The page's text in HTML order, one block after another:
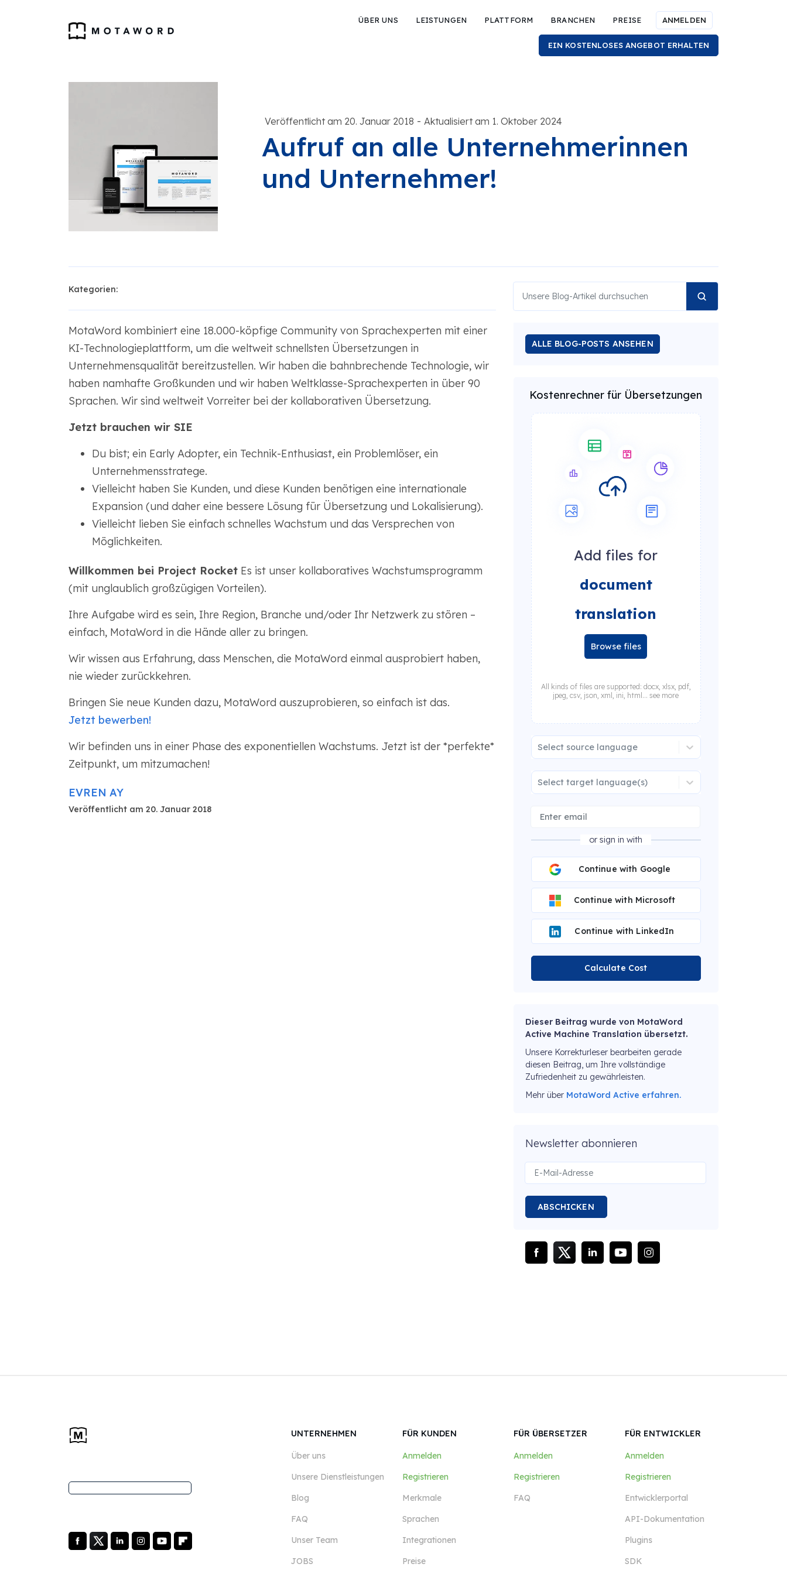
ÜBER UNS LEISTUNGEN PLATTFORM BRANCHEN PREISE ANMELDEN
EIN KOSTENLOSES ANGEBOT ERHALTEN
Veröffentlicht am 20. Januar 2018 - Aktualisiert am 1. Oktober 2024
Aufruf an alle Unternehmerinnen
und Unternehmer!
Kategorien:
MotaWord kombiniert eine 18.000-köpfige Community von Sprachexperten mit einer
KI-Technologieplattform, um die weltweit schnellsten Übersetzungen in
Unternehmensqualität bereitzustellen. Wir haben die bahnbrechende Technologie, wir
haben namhafte Großkunden und wir haben Weltklasse-Sprachexperten in über 90
Sprachen. Wir sind weltweit Vorreiter bei der kollaborativen Übersetzung.
Jetzt brauchen wir SIE
Du bist; ein Early Adopter, ein Technik-Enthusiast, ein Problemlöser, ein
Unternehmensstratege.
Vielleicht haben Sie Kunden, und diese Kunden benötigen eine internationale
Expansion (und daher eine bessere Lösung für Übersetzung und Lokalisierung).
Vielleicht lieben Sie einfach schnelles Wachstum und das Versprechen von
Möglichkeiten.
Willkommen bei Project RocketEs ist unser kollaboratives Wachstumsprogramm
(mit unglaublich großzügigen Vorteilen).
Ihre Aufgabe wird es sein, Ihre Region, Branche und/oder Ihr Netzwerk zu stören –
einfach, MotaWord in die Hände aller zu bringen.
Wir wissen aus Erfahrung, dass Menschen, die MotaWord einmal ausprobiert haben,
nie wieder zurückkehren.
Bringen Sie neue Kunden dazu, MotaWord auszuprobieren, so einfach ist das.
Jetzt bewerben!
Wir befinden uns in einer Phase des exponentiellen Wachstums. Jetzt ist der *perfekte*
Zeitpunkt, um mitzumachen!
EVREN AY
Veröffentlicht am 20. Januar 2018
ALLE BLOG-POSTS ANSEHEN
Kostenrechner für Übersetzungen
Add files for
document
translation
Browse files
All kinds of files are supported: docx, xlsx, pdf,
jpeg, csv, json, xml, ini, html... see more
Select source language
Select target language(s)
or sign in with
Continue with Google
Continue with Microsoft
Continue with LinkedIn
Calculate Cost
Dieser Beitrag wurde von MotaWord
Active Machine Translation übersetzt.
Unsere Korrekturleser bearbeiten gerade
diesen Beitrag, um Ihre vollständige
Zufriedenheit zu gewährleisten.
Mehr über MotaWord Active erfahren.
Newsletter abonnieren
ABSCHICKEN
UNTERNEHMEN
Über uns
Unsere Dienstleistungen
Blog
FAQ
Unser Team
JOBS
FÜR KUNDEN
Anmelden
Registrieren
Merkmale
Sprachen
Integrationen
Preise
FÜR ÜBERSETZER
Anmelden
Registrieren
FAQ
FÜR ENTWICKLER
Anmelden
Registrieren
Entwicklerportal
API-Dokumentation
Plugins
SDK